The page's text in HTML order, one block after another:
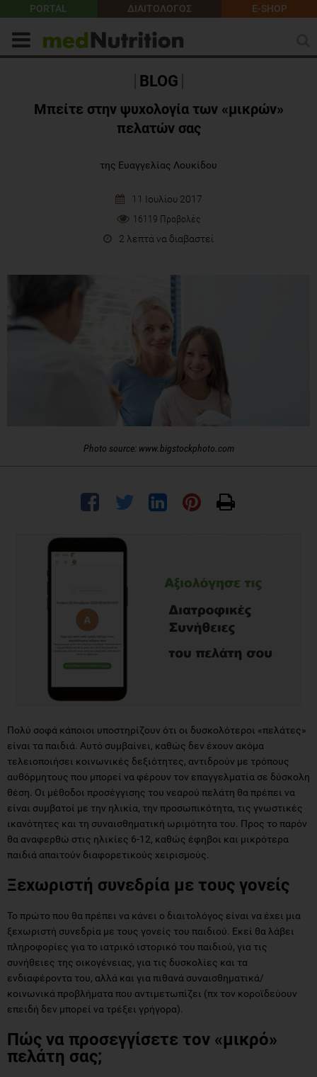
PORTAL ΔΙΑΙΤΟΛΟΓΟΣ E-SHOP
BLOG
Μπείτε στην ψυχολογία των «μικρών»
πελατών σας
της Ευαγγελίας Λουκίδου
11 Ιουλίου 2017
16119 Προβολές
2 λεπτά να διαβαστεί
Photo source: www.bigstockphoto.com
Πολύ σοφά κάποιοι υποστηρίζουν ότι οι δυσκολότεροι «πελάτες»
είναι τα παιδιά. Αυτό συμβαίνει, καθώς δεν έχουν ακόμα
τελειοποιήσει κοινωνικές δεξιότητες, αντιδρούν με τρόπους
αυθόρμητους που μπορεί να φέρουν τον επαγγελματία σε δύσκολη
θέση. Οι μέθοδοι προσέγγισης του νεαρού πελάτη θα πρέπει να
είναι συμβατοί με την ηλικία, την προσωπικότητα, τις γνωστικές
ικανότητες και τη συναισθηματική ωριμότητα του. Προς το παρόν
θα αναφερθώ στις ηλικίες 6-12, καθώς έφηβοι και μικρότερα
παιδιά απαιτούν διαφορετικούς χειρισμούς.
Ξεχωριστή συνεδρία με τους γονείς
Το πρώτο που θα πρέπει να κάνει ο διαιτολόγος είναι να έχει μια
ξεχωριστή συνεδρία με τους γονείς του παιδιού. Εκεί θα λάβει
πληροφορίες για το ιατρικό ιστορικό του παιδιού, για τις
συνήθειες της οικογένειας, για τις δυσκολίες και τα
ενδιαφέροντα του, αλλά και για πιθανά συναισθηματικά/
κοινωνικά προβλήματα που αντιμετωπίζει (πχ τον κοροϊδεύουν
επειδή δεν μπορεί να τρέξει γρήγορα).
Πώς να προσεγγίσετε τον «μικρό»
πελάτη σας;